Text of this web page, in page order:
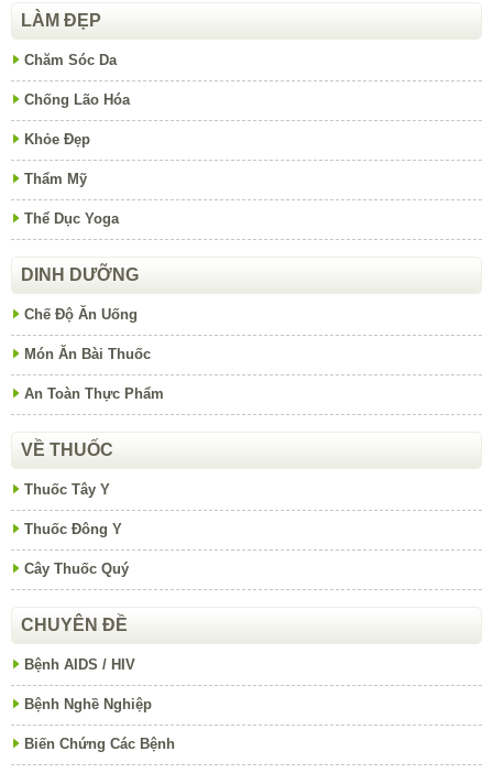
LÀM ĐẸP
Chăm Sóc Da
Chống Lão Hóa
Khỏe Đẹp
Thẩm Mỹ
Thể Dục Yoga
DINH DƯỠNG
Chế Độ Ăn Uống
Món Ăn Bài Thuốc
An Toàn Thực Phẩm
VỀ THUỐC
Thuốc Tây Y
Thuốc Đông Y
Cây Thuốc Quý
CHUYÊN ĐỀ
Bệnh AIDS / HIV
Bệnh Nghề Nghiệp
Biến Chứng Các Bệnh